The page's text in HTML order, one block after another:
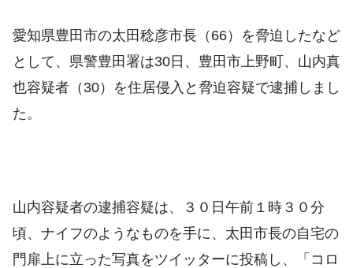
愛知県豊田市の太田稔彦市長（66）を脅迫したなど
として、県警豊田署は30日、豊田市上野町、山内真
也容疑者（30）を住居侵入と脅迫容疑で逮捕しまし
た。
山内容疑者の逮捕容疑は、３０日午前１時３０分
頃、ナイフのようなものを手に、太田市長の自宅の
門扉上に立った写真をツイッターに投稿し、「コロ